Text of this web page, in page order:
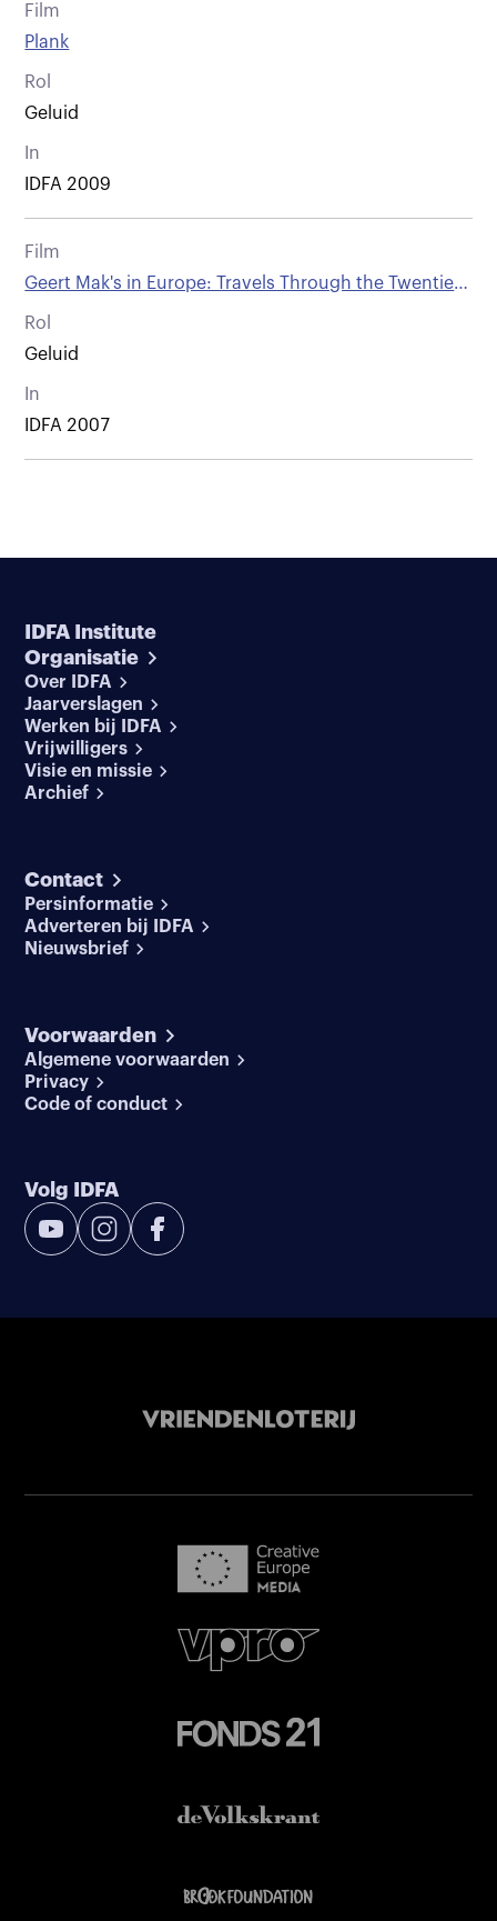
Film
Plank
Rol
Geluid
In
IDFA 2009
Film
Geert Mak's in Europe: Travels Through the Twentieth
Century - part 16. 1942
Rol
Geluid
In
IDFA 2007
IDFA Institute
Organisatie
Over IDFA
Jaarverslagen
Werken bij IDFA
Vrijwilligers
Visie en missie
Archief
Contact
Persinformatie
Adverteren bij IDFA
Nieuwsbrief
Voorwaarden
Algemene voorwaarden
Privacy
Code of conduct
Volg IDFA